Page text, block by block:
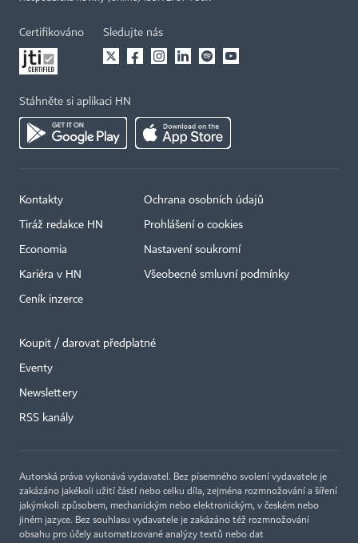
Certifikováno Sledujte nás
Stáhněte si aplikaci HN
Kontakty
Tiráž redakce HN
Economia
Kariéra v HN
Ceník inzerce
Ochrana osobních údajů
Prohlášení o cookies
Nastavení soukromí
Všeobecné smluvní podmínky
Koupit / darovat předplatné
Eventy
Newslettery
RSS kanály
Autorská práva vykonává vydavatel. Bez písemného svolení vydavatele je
zakázáno jakékoli užití částí nebo celku díla, zejména rozmnožování a šíření
jakýmkoli způsobem, mechanickým nebo elektronickým, v českém nebo
jiném jazyce. Bez souhlasu vydavatele je zakázáno též rozmnožování
obsahu pro účely automatizované analýzy textů nebo dat